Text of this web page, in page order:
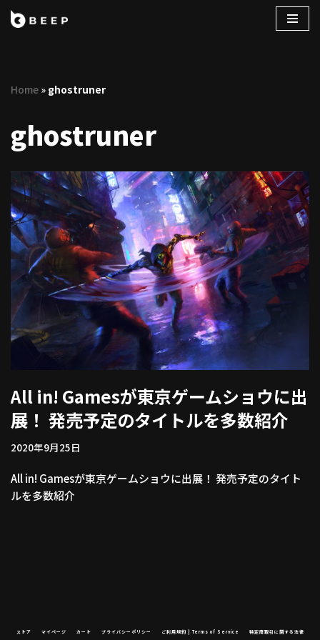
ン
ス
ッ
プ
Home » ghostruner
ghostruner
All in! Gamesが東京ゲームショウに出
展！ 発売予定のタイトルを多数紹介
2020年9月25日
All in! Gamesが東京ゲームショウに出展！ 発売予定のタイト
ルを多数紹介
ストア マイページ カート プライバシーポリシー ご利用規約 | Terms of Service 特定商取引に関する法律